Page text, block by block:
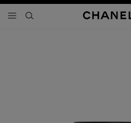
- navegación principal
buscar